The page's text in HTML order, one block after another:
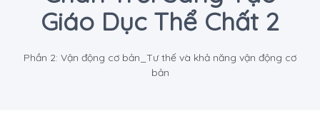
Giáo Dục Thể Chất 2
Phần 2: Vận động cơ bản_Tư thế và khả năng vận động cơ
bản